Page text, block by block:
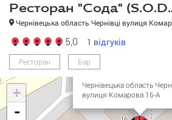
Ресторан "Сода"
Чернівецька область Чернівці вулиця
5,0 1 відгуків
Ресторан Бар
Ресторан "Сода"
(S.O.D.A.)
Чернівецька область
вулиця Комарова 16-А
+
-